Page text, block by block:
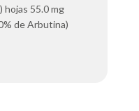
55.0 mg
de Arbutina)